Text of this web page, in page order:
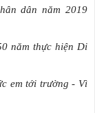
dân năm 2019
năm thực hiện Di
em tới trường - Vì